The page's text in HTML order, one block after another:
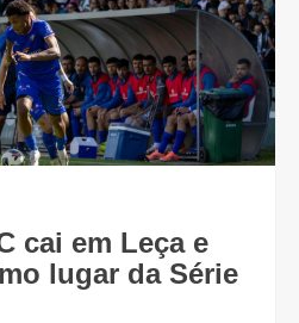
cai em Leça e
lugar da Série